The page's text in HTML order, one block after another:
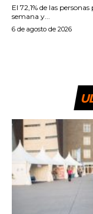
El 72,1% de las
semana y...
6 de agosto de 2026